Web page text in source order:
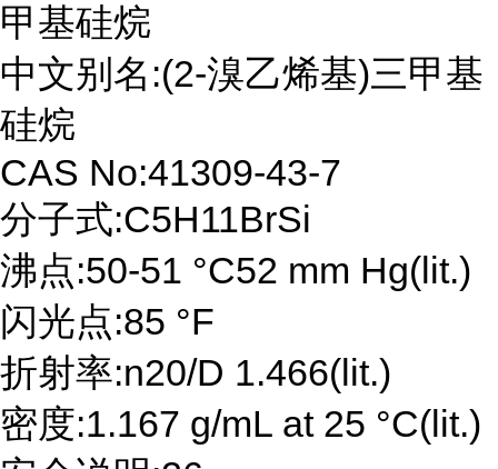
甲基硅烷
中文别名:(2-溴乙烯基)三甲基
硅烷
CAS No:41309-43-7
分子式:C5H11BrSi
沸点:50-51 °C52 mm Hg(lit.)
闪光点:85 °F
折射率:n20/D 1.466(lit.)
密度:1.167 g/mL at 25 °C(lit.)